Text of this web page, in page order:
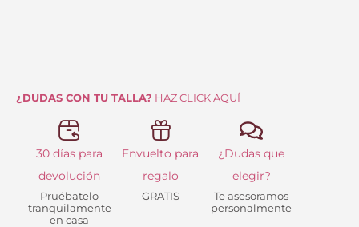
¿DUDAS CON TU TALLA? HAZ CLICK AQUÍ
30 días para
devolución
Pruébatelo
tranquilamente
en casa
Envuelto para
regalo
GRATIS
¿Dudas que
elegir?
Te asesoramos
personalmente